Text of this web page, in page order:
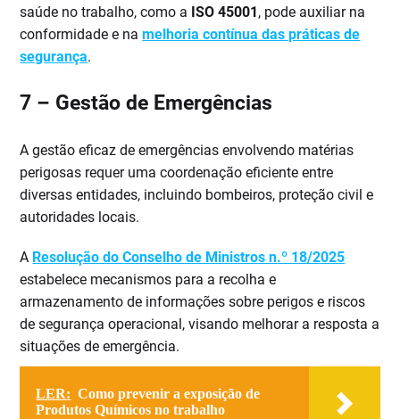
saúde no trabalho, como a ISO 45001, pode auxiliar na
conformidade e namelhoria contínua das práticas de
segurança.
7 – Gestão de Emergências
A gestão eficaz de emergências envolvendo matérias
perigosas requer uma coordenação eficiente entre
diversas entidades, incluindo bombeiros, proteção civil e
autoridades locais.
A Resolução do Conselho de Ministros n.º 18/2025
estabelece mecanismos para a recolha e
armazenamento de informações sobre perigos e riscos
de segurança operacional, visando melhorar a resposta a
situações de emergência.
LER: Como prevenir a exposição de
Produtos Químicos no trabalho